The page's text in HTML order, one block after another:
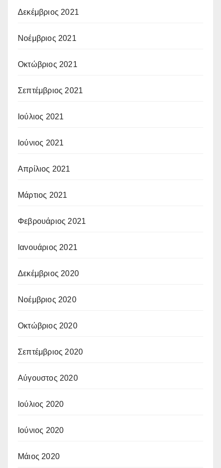
Δεκέμβριος 2021
Νοέμβριος 2021
Οκτώβριος 2021
Σεπτέμβριος 2021
Ιούλιος 2021
Ιούνιος 2021
Απρίλιος 2021
Μάρτιος 2021
Φεβρουάριος 2021
Ιανουάριος 2021
Δεκέμβριος 2020
Νοέμβριος 2020
Οκτώβριος 2020
Σεπτέμβριος 2020
Αύγουστος 2020
Ιούλιος 2020
Ιούνιος 2020
Μάιος 2020